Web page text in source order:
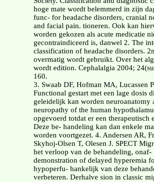
hoge mate wordt belemmerd in zijn
func- for headache disorders, cranial
and facial pain. tioneren. Ook kan
worden gekozen als acute medicatie
gecontraindiceerd is, danwel 2. The
classification of headache disorders.
overmatig wordt gebruikt. Over het
wordt edition. Cephalalgia 2004;
160.
3. Swaab DF, Hofman MA, Lucassen
Functional gestart met een lage dosis
geleidelijk kan worden neuroanatomy
neuropathy of the human
opgevoerd totdat er een therapeutisch
Deze be- handeling kan dan enkele
worden voortgezet. 4. Andersen AR,
Skyhoj-Olsen T, Olesen J. SPECT
het verloop van de behandeling, onaf-
demonstration of delayed hyperemia
hypoperfu- hankelijk van deze
verbeteren. Derhalve sion in classic